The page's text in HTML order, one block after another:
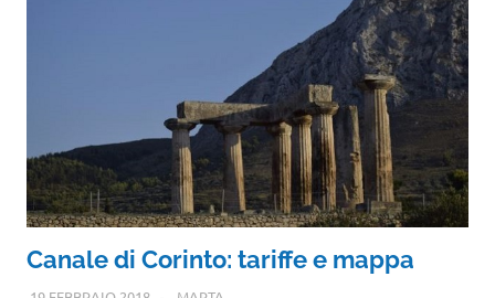
Canale di Corinto: tariffe e mappa